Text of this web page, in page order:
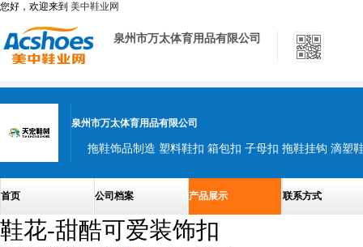
您好，欢迎来到 美中鞋业网
泉州市万太体育用品有限公司
泉州市万太体育用品有限公司
拖鞋饰品制造 塑料鞋扣 箱包扣 子母扣 拖鞋挂钩 滴塑
首页 公司档案 产品展示 联系方式
鞋花-甜酷可爱装饰扣